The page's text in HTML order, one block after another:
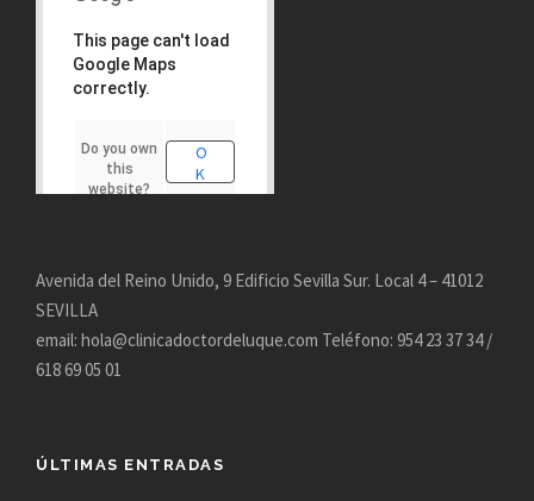
This page can't load
Google Maps
correctly.
Do you own
this
website?
O
K
Avenida del Reino Unido, 9 Edificio Sevilla Sur. Local 4 – 41012
SEVILLA
email: hola@clinicadoctordeluque.com Teléfono: 954 23 37 34 /
618 69 05 01
ÚLTIMAS ENTRADAS